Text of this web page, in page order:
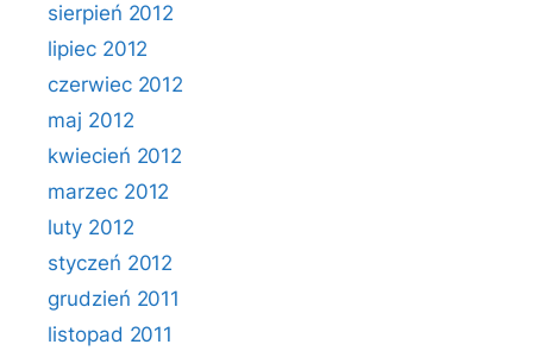
sierpień 2012
lipiec 2012
czerwiec 2012
maj 2012
kwiecień 2012
marzec 2012
luty 2012
styczeń 2012
grudzień 2011
listopad 2011